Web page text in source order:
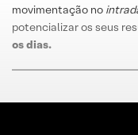
movimentação no
potencializar os seus
os dias.